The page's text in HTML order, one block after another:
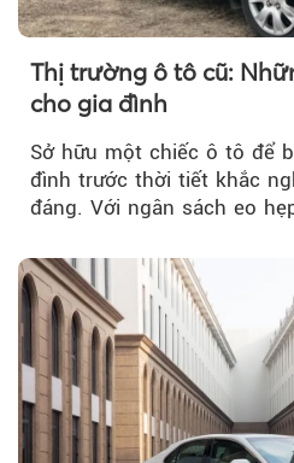
Thị trường ô tô cũ:
cho gia đình
Sở hữu một chiếc ô tô để
đình trước thời tiết khắc
đáng. Với ngân sách eo